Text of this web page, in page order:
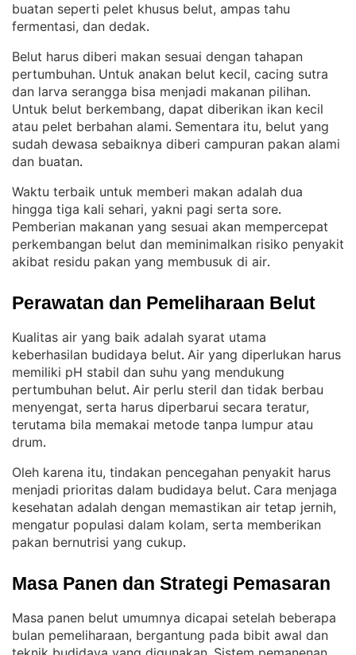
buatan seperti pelet khusus belut, ampas tahu
fermentasi, dan dedak.
Belut harus diberi makan sesuai dengan tahapan
pertumbuhan. Untuk anakan belut kecil, cacing sutra
dan larva serangga bisa menjadi makanan pilihan
Untuk belut berkembang, dapat diberikan ikan kecil
atau pelet berbahan alami. Sementara itu, belut yang
sudah dewasa sebaiknya diberi campuran pakan alami
dan buatan.
Waktu terbaik untuk memberi makan adalah dua
hingga tiga kali sehari, yakni pagi serta sore
Pemberian makanan yang sesuai akan mempercepat
perkembangan belut dan meminimalkan risiko penyakit
akibat residu pakan yang membusuk di air.
Perawatan dan Pemeliharaan Belut
Kualitas air yang baik adalah syarat utama
keberhasilan budidaya belut. Air yang diperlukan harus
memiliki pH stabil dan suhu yang mendukung
pertumbuhan belut. Air perlu steril dan tidak berbau
menyengat, serta harus diperbarui secara teratur,
terutama bila memakai metode tanpa lumpur atau
drum.
Oleh karena itu, tindakan pencegahan penyakit harus
menjadi prioritas dalam budidaya belut. Cara menjaga
kesehatan adalah dengan memastikan air tetap jernih,
mengatur populasi dalam kolam, serta memberikan
pakan bernutrisi yang cukup.
Masa Panen dan Strategi Pemasaran
Masa panen belut umumnya dicapai setelah beberapa
bulan pemeliharaan, bergantung pada bibit awal dan